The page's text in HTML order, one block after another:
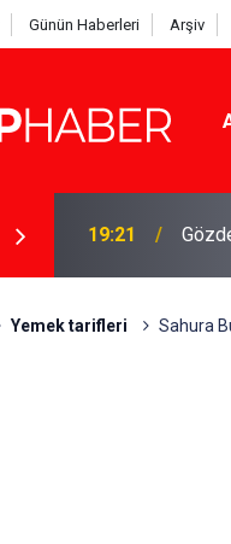
Günün Haberleri Arşiv
19:21
Yemek tarifleri Sahura